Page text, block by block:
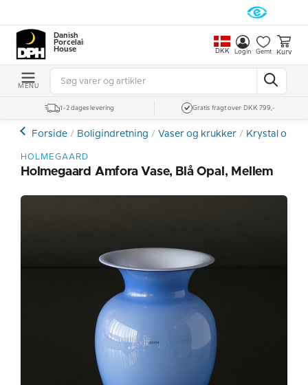
Danish
Porcelain
House
DKK Login Gemt Kurv
MENU
1-2 dages levering Gratis fragt over DKK 799,-
Forside Boligindretning Vaser og krukker Krystal og
HOLMEGAARD
Holmegaard Amfora Vase, Blå Opal, Mellem